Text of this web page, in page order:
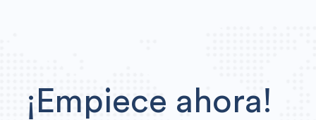
¡Empiece ahora!